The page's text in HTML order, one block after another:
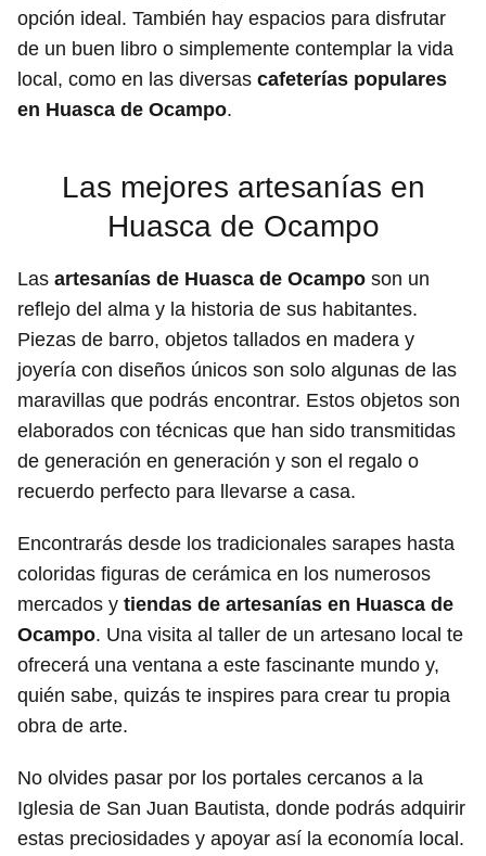
opción ideal. También hay espacios para disfrutar
de un buen libro o simplemente contemplar la vida
local, como en las diversas cafeterías populares
en Huasca de Ocampo.
Las mejores artesanías en
Huasca de Ocampo
Las artesanías de Huasca de Ocampo son un
reflejo del alma y la historia de sus habitantes.
Piezas de barro, objetos tallados en madera y
joyería con diseños únicos son solo algunas de las
maravillas que podrás encontrar. Estos objetos son
elaborados con técnicas que han sido transmitidas
de generación en generación y son el regalo o
recuerdo perfecto para llevarse a casa.
Encontrarás desde los tradicionales sarapes hasta
coloridas figuras de cerámica en los numerosos
mercados y tiendas de artesanías en Huasca de
Ocampo. Una visita al taller de un artesano local te
ofrecerá una ventana a este fascinante mundo y,
quién sabe, quizás te inspires para crear tu propia
obra de arte.
No olvides pasar por los portales cercanos a la
Iglesia de San Juan Bautista, donde podrás adquirir
estas preciosidades y apoyar así la economía local.